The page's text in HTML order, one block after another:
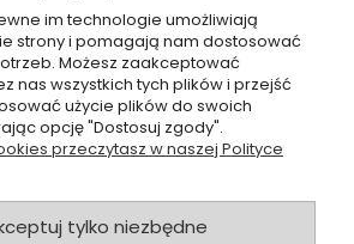
naszejgrupy facebookowej !
im technologie umożliwiają
strony i pomagają nam dostosować
Możesz zaakceptować
nas wszystkich tych plików i przejść
użycie plików do swoich
opcję "Dostosuj zgody".
przeczytasz w naszej Polityce
tylko niezbędne